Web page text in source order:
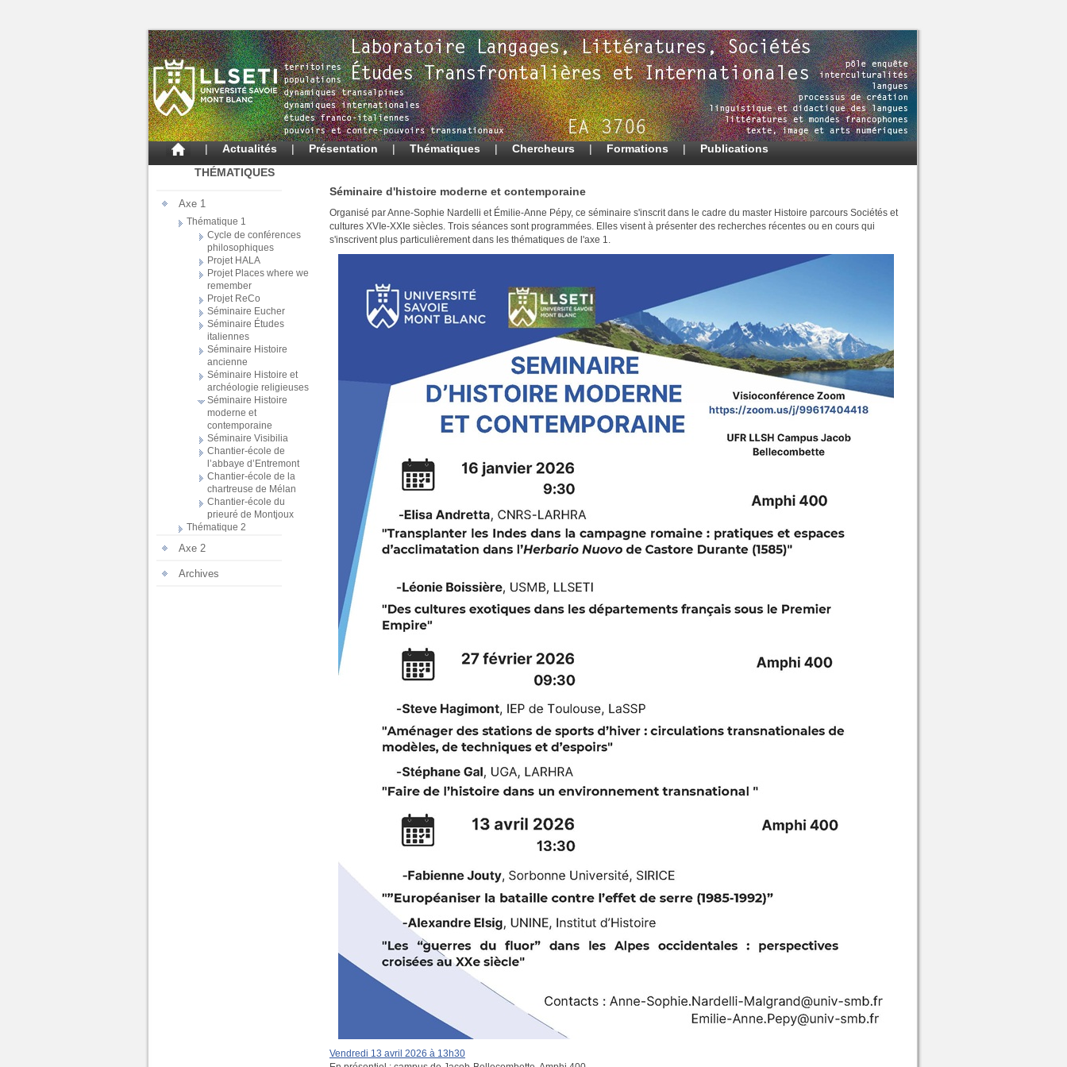
| Actualités | Présentation | Thématiques | Chercheurs | Formations | Publications
THÉMATIQUES
Axe 1
Thématique 1
Cycle de conférences
philosophiques
Projet HALA
Projet Places where we
remember
Projet ReCo
Séminaire Eucher
Séminaire Études
italiennes
Séminaire Histoire
ancienne
Séminaire Histoire et
archéologie religieuses
Séminaire Histoire
moderne et
contemporaine
Séminaire Visibilia
Chantier-école de
l’abbaye d’Entremont
Chantier-école de la
chartreuse de Mélan
Chantier-école du
prieuré de Montjoux
Thématique 2
Axe 2
Archives
Séminaire d'histoire moderne et contemporaine
Organisé par Anne-Sophie Nardelli et Émilie-Anne Pépy, ce séminaire s'inscrit dans le cadre du master Histoire parcours Sociétés et
cultures XVIe-XXIe siècles. Trois séances sont programmées. Elles visent à présenter des recherches récentes ou en cours qui
s'inscrivent plus particulièrement dans les thématiques de l'axe 1.
Vendredi 13 avril 2026 à 13h30